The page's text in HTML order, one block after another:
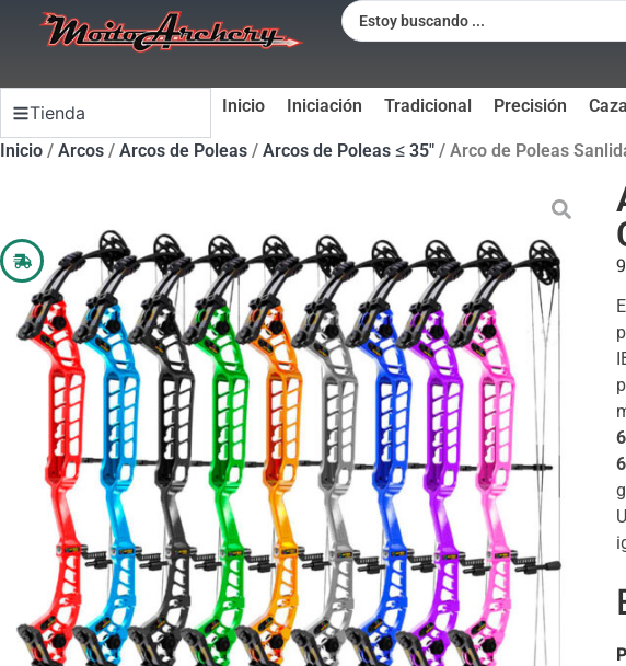
Tienda Inicio Iniciación Tradicional Precisión Caza
Inicio / Arcos / Arcos de Poleas / Arcos de Poleas ≤ 35" / Arco de Poleas